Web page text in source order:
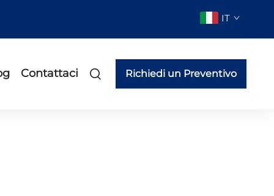
IT
Contattaci Richiedi un Preventivo